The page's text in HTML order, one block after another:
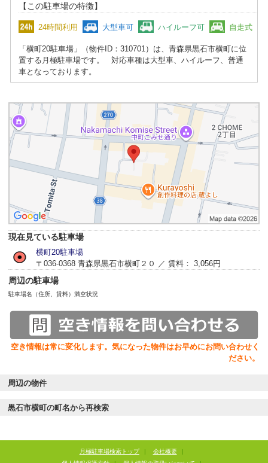
【この駐車場の特徴】
24時間利用 大型車可 ハイルーフ可 自走式
「横町20駐車場」（物件ID：310701）は、青森県黒石市横町に位
置する月極駐車場です。 対応車種は大型車、ハイルーフ、普通
車となっております。
現在見ている駐車場
横町20駐車場
〒036-0368 青森県黒石市横町２０ ／ 賃料： 3,056円
周辺の駐車場
駐車場名（住所、賃料） 満空状況
空き情報は常に変化します。気になった物件はお早めにお問い合わせく
ださい。
周辺の物件
黒石市横町の町名から再検索
月極駐車場検索トップ | 会社概要
|